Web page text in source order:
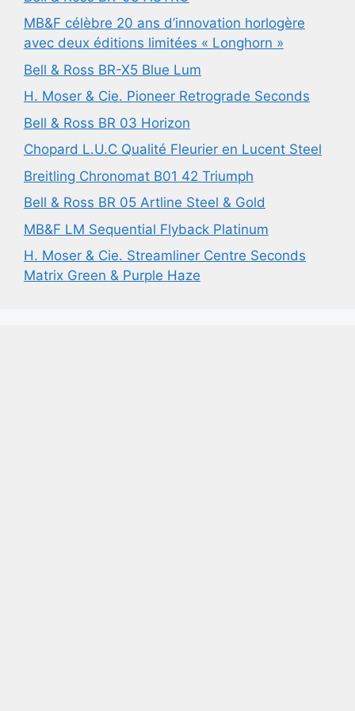
MB&F célèbre 20 ans d’innovation horlogère
avec deux éditions limitées « Longhorn »
Bell & Ross BR-X5 Blue Lum
H. Moser & Cie. Pioneer Retrograde Seconds
Bell & Ross BR 03 Horizon
Chopard L.U.C Qualité Fleurier en Lucent Steel
Breitling Chronomat B01 42 Triumph
Bell & Ross BR 05 Artline Steel & Gold
MB&F LM Sequential Flyback Platinum
H. Moser & Cie. Streamliner Centre Seconds
Matrix Green & Purple Haze